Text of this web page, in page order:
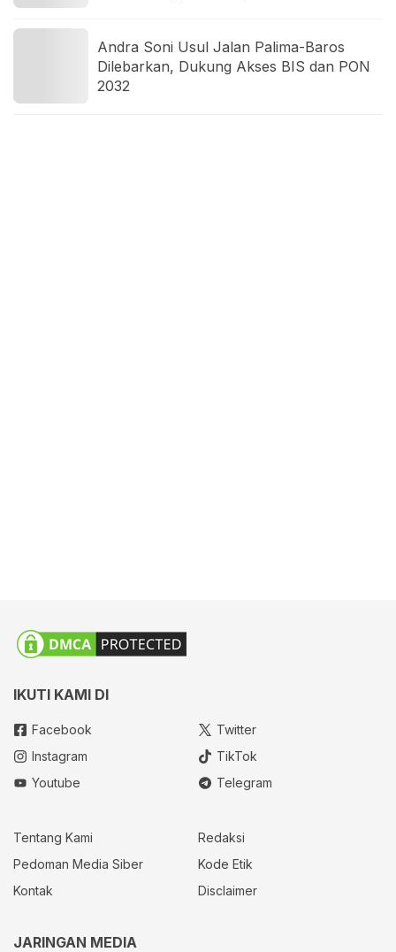
Andra Soni Usul Jalan Palima-Baros
Dilebarkan, Dukung Akses BIS dan PON
2032
IKUTI KAMI DI
Facebook
Twitter
Instagram
TikTok
Youtube
Telegram
Tentang Kami
Redaksi
Pedoman Media Siber
Kode Etik
Kontak
Disclaimer
JARINGAN MEDIA